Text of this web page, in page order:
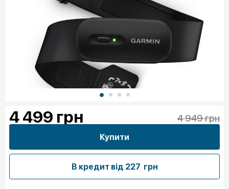
4 499 грн 4 949 грн
Купити
В кредит від 227 грн